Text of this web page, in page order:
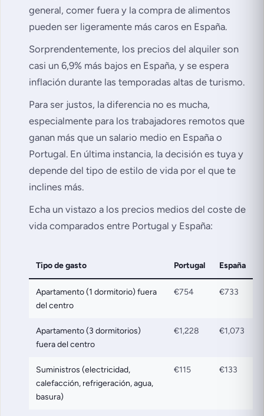
general, comer fuera y la compra de alimentos
pueden ser ligeramente más caros en España.
Sorprendentemente, los precios del alquiler son
casi un 6,9% más bajos en España, y se espera
inflación durante las temporadas altas de turismo.
Para ser justos, la diferencia no es mucha,
especialmente para los trabajadores remotos que
ganan más que un salario medio en España o
Portugal. En última instancia, la decisión es tuya y
depende del tipo de estilo de vida por el que te
inclines más.
Echa un vistazo a los precios medios del coste de
vida comparados entre Portugal y España:
Tipo de gasto Portugal España
Apartamento (1 dormitorio) fuera
del centro
€754 €733
Apartamento (3 dormitorios)
fuera del centro
€1,228 €1,073
Suministros (electricidad,
calefacción, refrigeración, agua,
basura)
€115 €133